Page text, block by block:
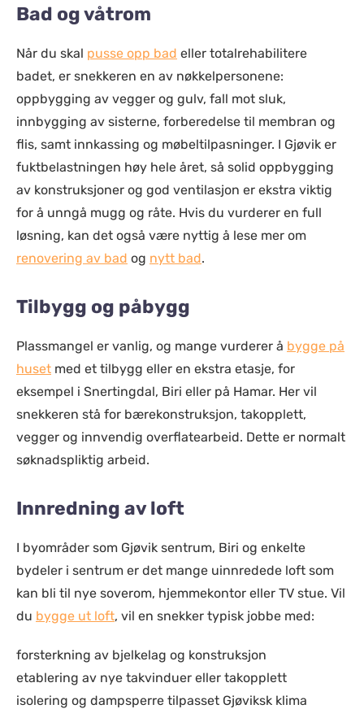
Bad og våtrom
Når du skal pusse opp bad eller totalrehabilitere
badet, er snekkeren en av nøkkelpersonene:
oppbygging av vegger og gulv, fall mot sluk,
innbygging av sisterne, forberedelse til membran og
flis, samt innkassing og møbeltilpasninger. I Gjøvik er
fuktbelastningen høy hele året, så solid oppbygging
av konstruksjoner og god ventilasjon er ekstra viktig
for å unngå mugg og råte. Hvis du vurderer en full
løsning, kan det også være nyttig å lese mer om
renovering av bad og nytt bad.
Tilbygg og påbygg
Plassmangel er vanlig, og mange vurderer å bygge på
huset med et tilbygg eller en ekstra etasje, for
eksempel i Snertingdal, Biri eller på Hamar. Her vil
snekkeren stå for bærekonstruksjon, takopplett,
vegger og innvendig overflatearbeid. Dette er normalt
søknadspliktig arbeid.
Innredning av loft
I byområder som Gjøvik sentrum, Biri og enkelte
bydeler i sentrum er det mange uinnredede loft som
kan bli til nye soverom, hjemmekontor eller TV stue. Vil
du bygge ut loft, vil en snekker typisk jobbe med:
forsterkning av bjelkelag og konstruksjon
etablering av nye takvinduer eller takopplett
isolering og dampsperre tilpasset Gjøviksk klima